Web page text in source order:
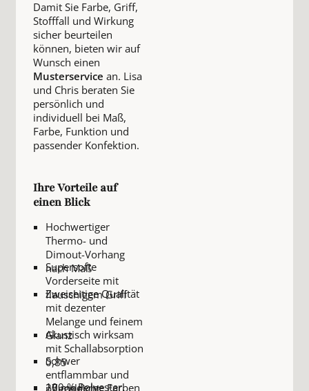
Damit Sie Farbe, Griff,
Stofffall und Wirkung
sicher beurteilen
können, bieten wir auf
Wunsch einen
Musterservice an. Lisa
und Chris beraten Sie
persönlich und
individuell bei Maß,
Farbe, Funktion und
passender Konfektion.
Ihre Vorteile auf
einen Blick
Hochwertiger
Thermo- und
Dimout-Vorhang
nach Maß
Supersofte
Vorderseite mit
flauschigem Griff
Zweiseitige Qualität
mit dezenter
Melange und feinem
Glanz
Akustisch wirksam
mit Schallabsorption
0,85
Schwer
entflammbar und
27 moderne Farben
100 % Polyester,